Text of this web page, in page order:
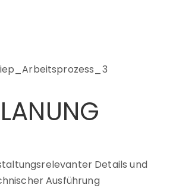
Details und
Ausführung